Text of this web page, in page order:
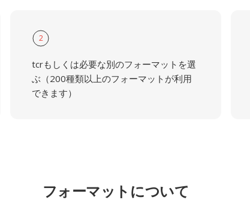
2
tcrもしくは必要な別のフォーマットを選
ぶ（200種類以上のフォーマットが利用
できます）
フォーマットについて